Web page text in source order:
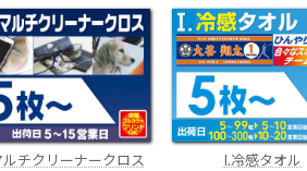
ルチクリーナークロス I.冷感タオル